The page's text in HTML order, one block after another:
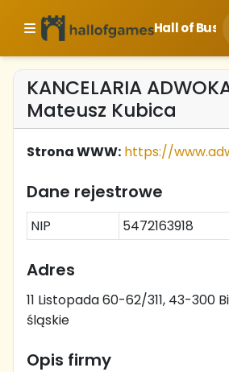
Hall of
KANCELARIA
Mateusz Kubica
Strona WWW: https://
Dane rejestrowe
NIP 5472163918
Adres
11 Listopada 60-62/311, 43-300
śląskie
Opis firmy